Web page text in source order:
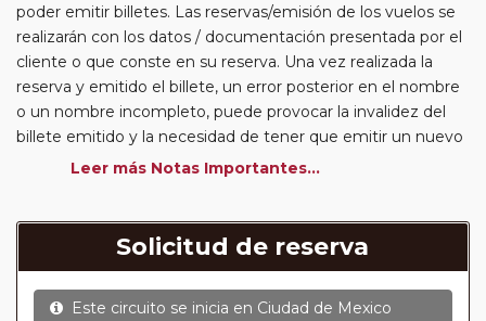
poder emitir billetes. Las reservas/emisión de los vuelos se
realizarán con los datos / documentación presentada por el
cliente o que conste en su reserva. Una vez realizada la
reserva y emitido el billete, un error posterior en el nombre
o un nombre incompleto, puede provocar la invalidez del
billete emitido y la necesidad de tener que emitir un nuevo
billete. No nos responsabilizaremos de los gastos
plazas en los mismos vuelos previstos. Las compañías
aéreas se reservan el derecho de que un billete con un
nombre que no coincida con el que aparece en el
pasaporte pueda ser motivo para denegar el embarque a
Leer más Notas Importantes...
Solicitud de reserva
Este circuito se inicia en Ciudad de Mexico